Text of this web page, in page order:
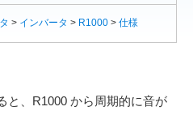
> インバータ > R1000 > 仕様
と、R1000 から周期的に音が